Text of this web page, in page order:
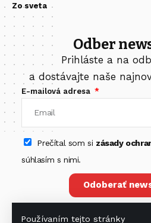
Používaním tejto stránky
Zo sveta
Odber
Prihláste a na
a dostávajte naše
E-mailová adresa
Prečítal som si zásady
súhlasím s nimi.
Odoberať